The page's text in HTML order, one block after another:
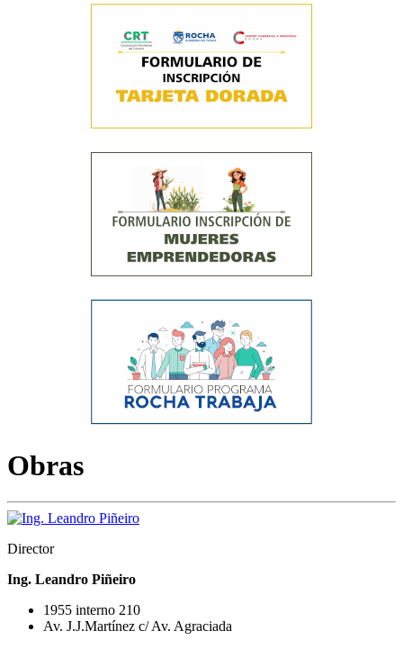
Obras
Director
Ing. Leandro Piñeiro
1955 interno 210
Av. J.J.Martínez c/ Av. Agraciada